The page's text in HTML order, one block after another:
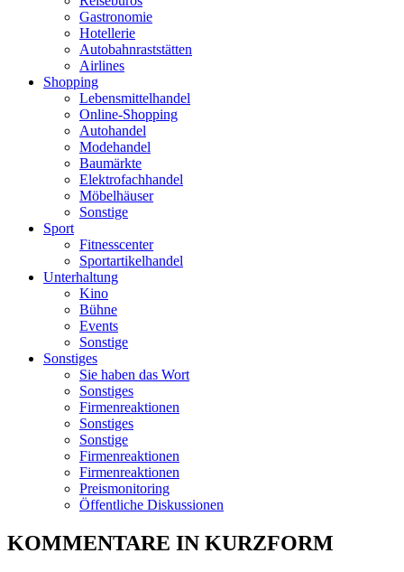
Gastronomie
Hotellerie
Autobahnraststätten
Airlines
Shopping
Lebensmittelhandel
Online-Shopping
Autohandel
Modehandel
Baumärkte
Elektrofachhandel
Möbelhäuser
Sonstige
Sport
Fitnesscenter
Sportartikelhandel
Unterhaltung
Kino
Bühne
Events
Sonstige
Sonstiges
Sie haben das Wort
Sonstiges
Firmenreaktionen
Sonstiges
Sonstige
Firmenreaktionen
Firmenreaktionen
Preismonitoring
Öffentliche Diskussionen
KOMMENTARE IN KURZFORM